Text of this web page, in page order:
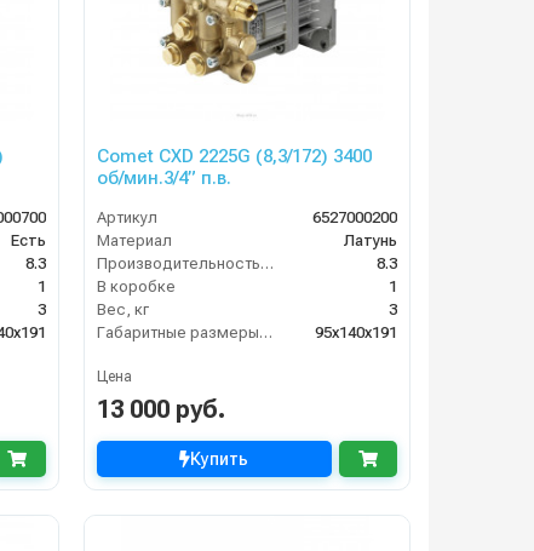
Есть
8.3
1
3
Comet CXD 2225G (8,3/172) 3400
об/мин.3/4” п.в.
Артикул
6527000200
Материал
Латунь
Производительность (л/мин)
8.3
В коробке
1
Вес, кг
3
Габаритные размеры, мм
95x140x191
Цена
13 000 руб.
Купить